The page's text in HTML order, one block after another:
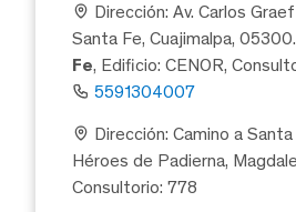
Dirección: Av. Carlos
Santa Fe, Cuajimalpa, 05300.
Fe, Edificio: CENOR,
5591304007
Dirección: Camino a
Héroes de Padierna,
Consultorio: 778